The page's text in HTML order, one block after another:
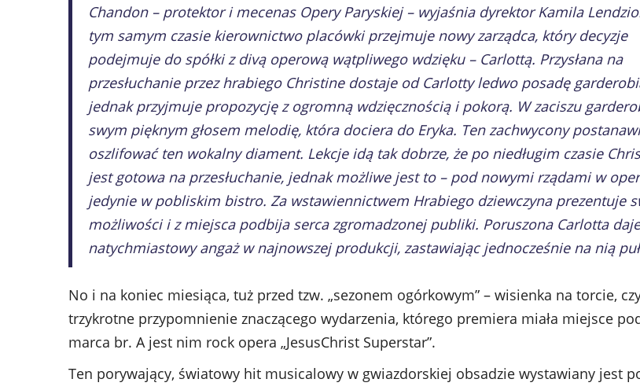
Chandon – protektor i mecenas Opery Paryskiej – wyjaśnia dyrektor Kamila
tym samym czasie kierownictwo placówki przejmuje nowy zarządca, który decyzje
podejmuje do spółki z divą operową wątpliwego wdzięku – Carlottą. Przysłana na
przesłuchanie przez hrabiego Christine dostaje od Carlotty ledwo posadę
jednak przyjmuje propozycję z ogromną wdzięcznością i pokorą. W zaciszu
swym pięknym głosem melodię, która dociera do Eryka. Ten zachwycony
oszlifować ten wokalny diament. Lekcje idą tak dobrze, że po niedługim czasie
jest gotowa na przesłuchanie, jednak możliwe jest to – pod nowymi rządami w
jedynie w pobliskim bistro. Za wstawiennictwem Hrabiego dziewczyna prezentuje
możliwości i z miejsca podbija serca zgromadzonej publiki. Poruszona Carlotta
natychmiastowy angaż w najnowszej produkcji, zastawiając jednocześnie na nią
No i na koniec miesiąca, tuż przed tzw. „sezonem ogórkowym” – wisienka na torcie,
trzykrotne przypomnienie znaczącego wydarzenia, którego premiera miała miejsce
marca br. A jest nim rock opera „JesusChrist Superstar”.
Ten porywający, światowy hit musicalowy w gwiazdorskiej obsadzie wystawiany jest